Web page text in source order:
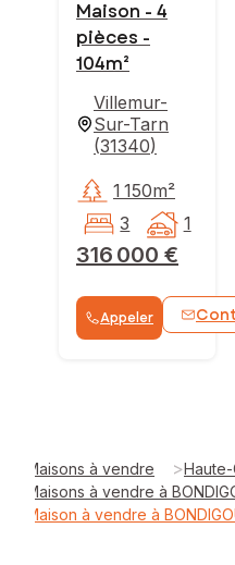
Maison - 4
pièces -
104m²
Villemur-
Sur-Tarn
(31340)
316 000 €
1 150m²
3
1
Appeler
Maisons à vendre >Haute-
Maisons à vendre à
Maison à vendre à